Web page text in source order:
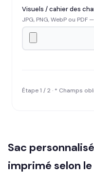
Visuels / cahier des
JPG, PNG, WebP ou PDF
Étape 1 / 2 · * Champs
Sac
imprimé selon